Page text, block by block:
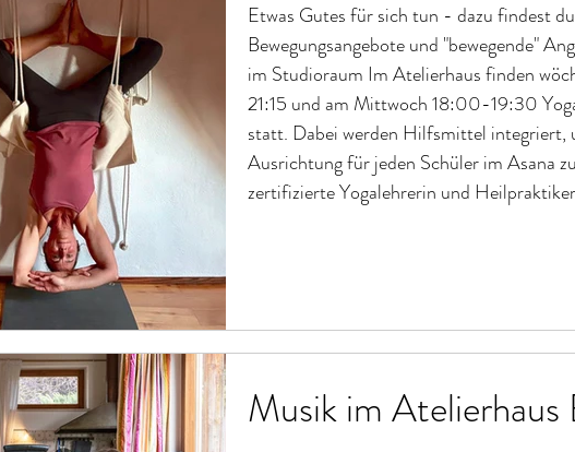
Etwas Gutes für sich tun - dazu findest
Bewegungsangebote und "bewegende"
im Studioraum Im Atelierhaus finden
21:15 und am Mittwoch 18:00-19:30
statt. Dabei werden Hilfsmittel integriert,
Ausrichtung für jeden Schüler im Asana
zertifizierte Yogalehrerin und
Musik im Atelierhaus